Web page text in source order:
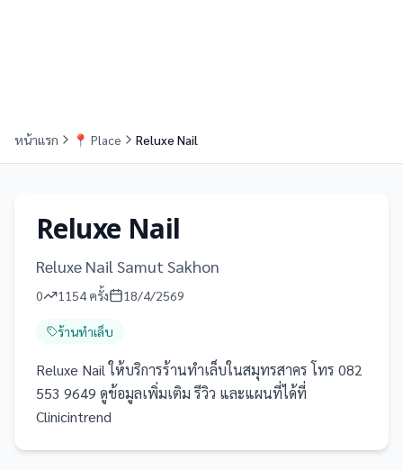
หน้าแรก 📍 Place Reluxe Nail
Reluxe Nail
Reluxe Nail Samut Sakhon
0 1154 ครั้ง 18/4/2569
ร้านทำเล็บ
Reluxe Nail ให้บริการร้านทำเล็บในสมุทรสาคร โทร 082
553 9649 ดูข้อมูลเพิ่มเติม รีวิว และแผนที่ได้ที่
Clinicintrend